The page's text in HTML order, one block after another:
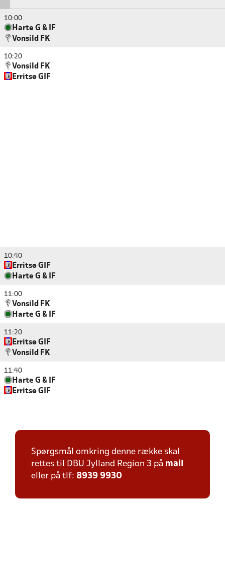
10:00
Harte G & IF
Vonsild FK
10:20
Vonsild FK
Erritsø GIF
10:40
Erritsø GIF
Harte G & IF
11:00
Vonsild FK
Harte G & IF
11:20
Erritsø GIF
Vonsild FK
11:40
Harte G & IF
Erritsø GIF
Spørgsmål omkring denne række skal
rettes til DBU Jylland Region 3 på mail
eller på tlf: 8939 9930